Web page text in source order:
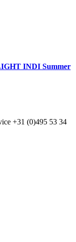
INDI Summer
+31 (0)495 53 34